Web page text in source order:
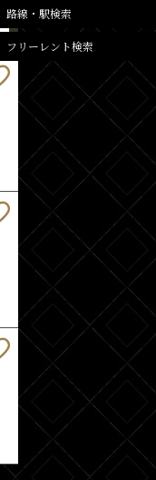
路線・駅検索
フリーレント検索